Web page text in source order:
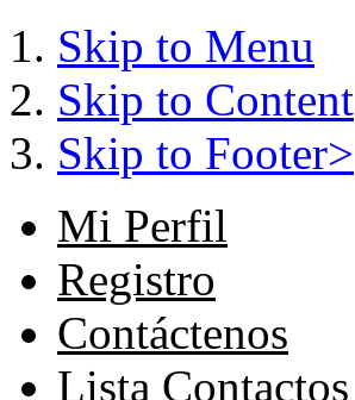
Skip to Menu
Skip to Content
Skip to Footer>
Mi Perfil
Registro
Contáctenos
Lista Contactos